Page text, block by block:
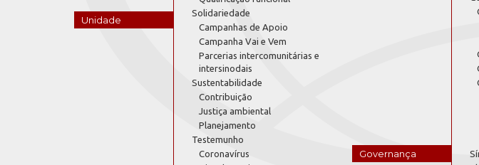
Unidade
Solidariedade
Campanhas de Apoio
Campanha Vai e Vem
Parcerias intercomunitárias e
intersinodais
Sustentabilidade
Contribuição
Justiça ambiental
Planejamento
Testemunho
Coronavírus
Governança